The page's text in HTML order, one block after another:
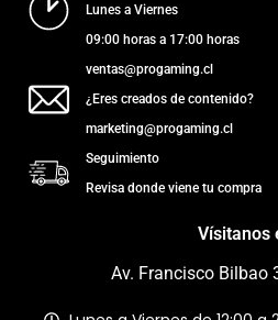
Lunes a Viernes
09:00 horas a 17:00 horas
ventas@progaming.cl
¿Eres creados de contenido?
marketing@progaming.cl
Seguimiento
Revisa donde viene tu compra
Vísitanos
Av. Francisco Bilbao